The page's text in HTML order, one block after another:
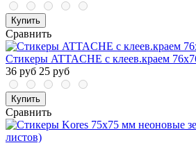
Купить
Сравнить
Стикеры ATTACHE с клеев.краем
36 руб 25 руб
Купить
Сравнить